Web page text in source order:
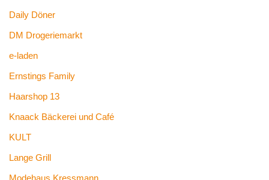
Daily Döner
DM Drogeriemarkt
e-laden
Ernstings Family
Haarshop 13
Knaack Bäckerei und Café
KULT
Lange Grill
Modehaus Kressmann